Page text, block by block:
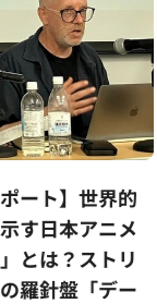
ト】世界的
日本アニメ
は？ストリ
針盤「デー